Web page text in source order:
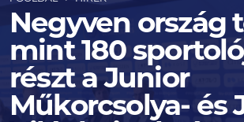
Negyven ország
mint 180
részt a Junior
Műkorcsolya- és